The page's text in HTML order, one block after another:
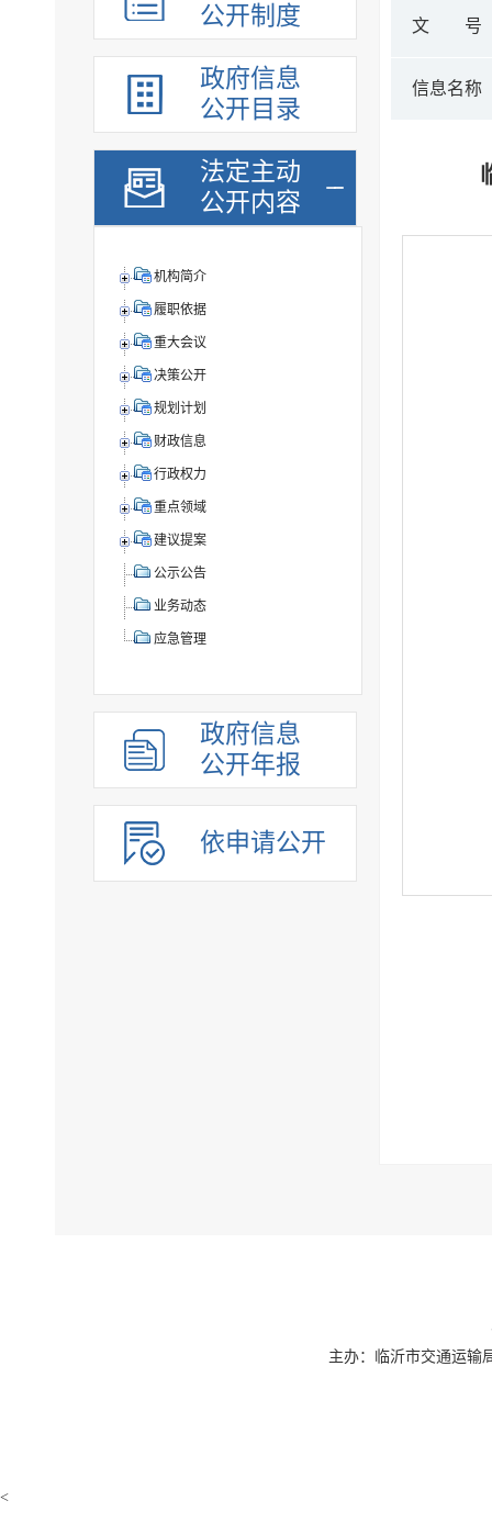
公开制度
政府信息
公开目录
法定主动
公开内容
机构简介
履职依据
重大会议
决策公开
规划计划
财政信息
行政权力
重点领域
建议提案
公示公告
业务动态
应急管理
政府信息
公开年报
依申请公开
文 号
信息名称
主办：临沂市交通运输
<